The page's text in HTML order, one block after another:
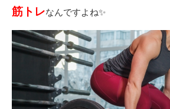
筋トレなんですよね✨